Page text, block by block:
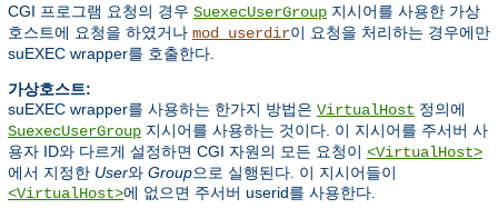
CGI 프로그램 요청의 경우 SuexecUserGroup 지시어를 사용한 가상
호스트에 요청을 하였거나 mod_userdir이 요청을 처리하는 경우에만
suEXEC wrapper를 호출한다.
가상호스트:
suEXEC wrapper를 사용하는 한가지 방법은 VirtualHost 정의에
SuexecUserGroup 지시어를 사용하는 것이다. 이 지시어를 주서버 사
용자 ID와 다르게 설정하면 CGI 자원의 모든 요청이 <VirtualHost>
에서 지정한 User와 Group으로 실행된다. 이 지시어들이
<VirtualHost>에 없으면 주서버 userid를 사용한다.